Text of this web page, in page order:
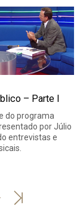
– Parte I
do programa
por Júlio
entrevistas e
Última